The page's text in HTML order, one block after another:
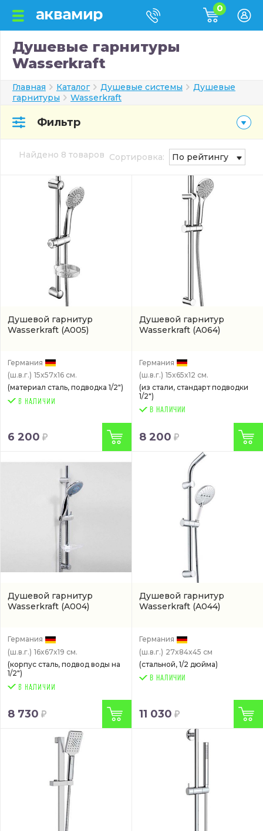
0
Душевые гарнитуры
Wasserkraft
Главная Каталог Душевые системы
Душевые
гарнитуры
Wasserkraft
Фильтр
Найдено 8 товаров Сортировка: По рейтингу
Душевой гарнитур
Wasserkraft (A005)
Германия
(ш.в.г.) 15x57x16 см.
(материал сталь, подводка 1/2")
6 200
Душевой гарнитур
Wasserkraft (A064)
Германия
(ш.в.г.) 15x65x12 см.
(из стали, стандарт подводки
1/2")
В НАЛИЧИИ
8 200
Душевой гарнитур
Wasserkraft (A004)
Германия
(ш.в.г.) 16x67x19 см.
(корпус сталь, подвод воды на
1/2")
8 730
Душевой гарнитур
Wasserkraft (A044)
Германия
(ш.в.г.) 27x84x45 см
(стальной, 1/2 дюйма)
В НАЛИЧИИ
11 030